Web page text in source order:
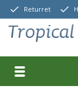
Returret